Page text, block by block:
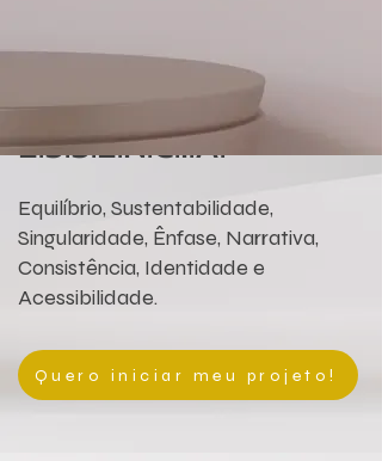
METODOLOGIA
E.S.S.Ê.N.C.I.A.
Equilíbrio, Sustentabilidade,
Singularidade, Ênfase, Narrativa,
Consistência, Identidade e
Acessibilidade.
Quero iniciar meu projeto!